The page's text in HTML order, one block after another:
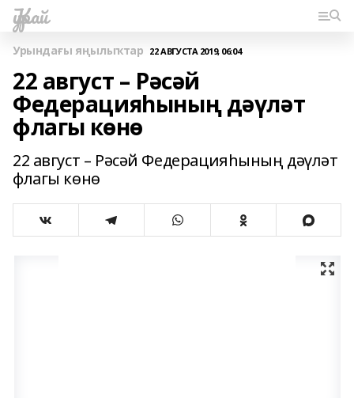
Ҡурай
Урындағы яңылыҡтар 22 АВГУСТА 2019, 06:04
22 август – Рәсәй
Федерацияһының дәүләт
флагы көнө
22 август – Рәсәй Федерацияһының дәүләт
флагы көнө